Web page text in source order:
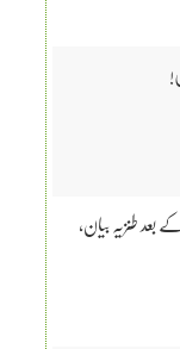
بعد طنزیہ بیان،